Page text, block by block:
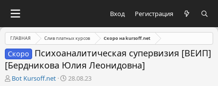
Вход Регистрация
ГЛАВНАЯ Слив платных курсов Скоро на kursoff.net
Скоро
Психоаналитическая супервизия [ВЕИП]
[Бердникова Юлия Леонидовна]
А
Bot Kursoff.net
Д
28.08.23